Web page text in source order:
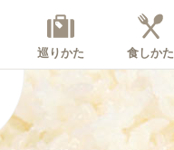
巡りかた 食しかた